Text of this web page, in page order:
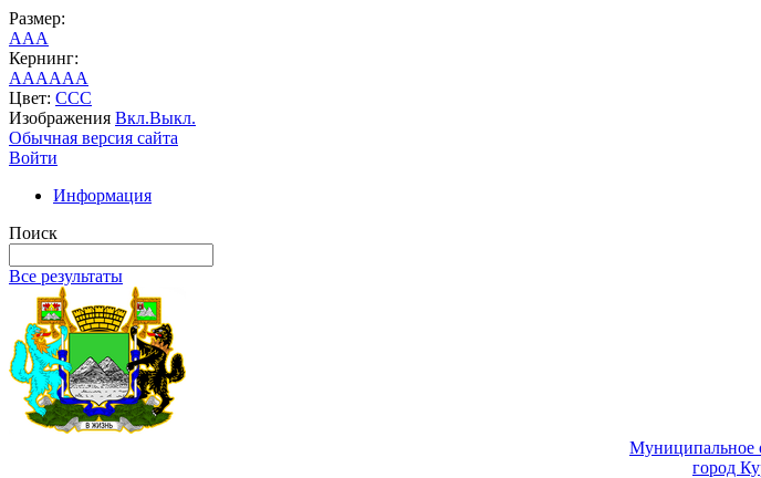
Размер:
AAA
Кернинг:
AAAAAA
Цвет: CCC
Изображения Вкл.Выкл.
Обычная версия сайта
Войти
Информация
Поиск
Все результаты
Муниципальное
город